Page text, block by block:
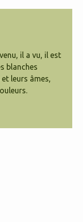
il a vu, il est
blanches
leurs âmes,